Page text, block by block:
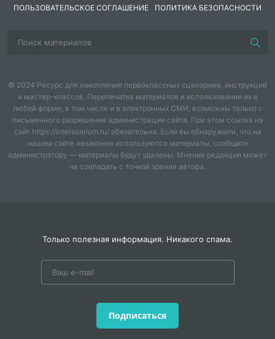
ПОЛЬЗОВАТЕЛЬСКОЕ СОГЛАШЕНИЕ
ПОЛИТИКА БЕЗОПАСНОСТИ
© 2024 Ресурс для накопления первоклассных сценариев, инструкций
и мастер-классов. Перепечатка материалов и использование их в
любой форме, в том числе и в электронных СМИ, возможны только с
письменного разрешения администрации сайта. При этом ссылка на
сайт https://interesarium.ru/ обязательна. Если вы обнаружили, что на
нашем сайте незаконно используются материалы, сообщите
администратору — материалы будут удалены. Мнение редакции может
не совпадать с точкой зрения автора.
Только полезная информация. Никакого спама.
Подписаться